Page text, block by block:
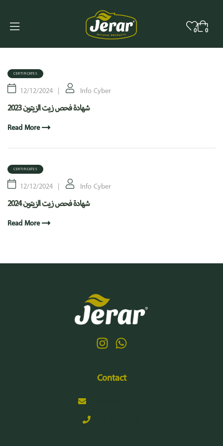
0 0
CERTIFICATES
12/12/2024 Info Cyber
شهادة فحص زيت الزيتون 2023
Read More
CERTIFICATES
12/12/2024 Info Cyber
شهادة فحص زيت الزيتون 2024
Read More
Contact
info@jerarbh.com
+973 32159000